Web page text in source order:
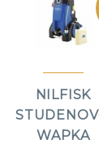
NILFISK
WAPKA